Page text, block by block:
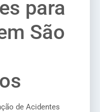
para
São
de Acidentes